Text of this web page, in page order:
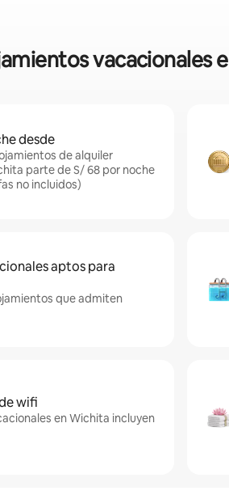
vacacionales
desde
de alquiler
parte de S/ 68 por noche
no incluidos)
aptos para
que admiten
wifi
en Wichita incluyen